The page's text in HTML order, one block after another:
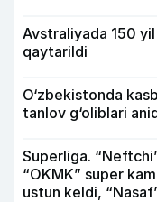
Avstraliyada 150
qaytarildi
O‘zbekistonda
tanlov g‘oliblari
Superliga.
“OKMK” super
ustun keldi,